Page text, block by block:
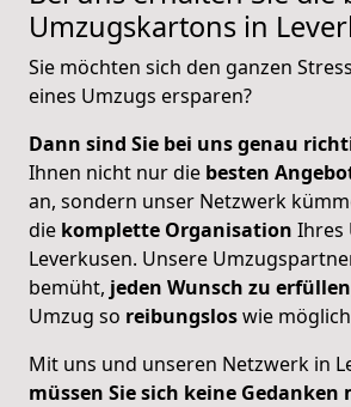
Umzugskartons in
Sie möchten sich den ganzen
eines Umzugs ersparen?
Dann sind Sie bei uns genau
Ihnen nicht nur die besten
an, sondern unser Netzwerk
die komplette Organisation Ihres
Leverkusen. Unsere
bemüht, jeden Wunsch zu erfüllen
Umzug so reibungsloswie
Mit uns und unseren Netzwerk in
müssen Sie sich keine Gedanken